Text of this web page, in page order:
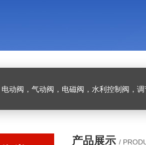
电动阀，气动阀，电磁阀，水利控制阀，调节
产品展示 /